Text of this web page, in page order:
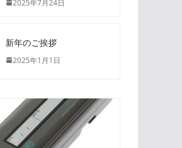
2025年7月24日
新年のご挨拶
2025年1月1日